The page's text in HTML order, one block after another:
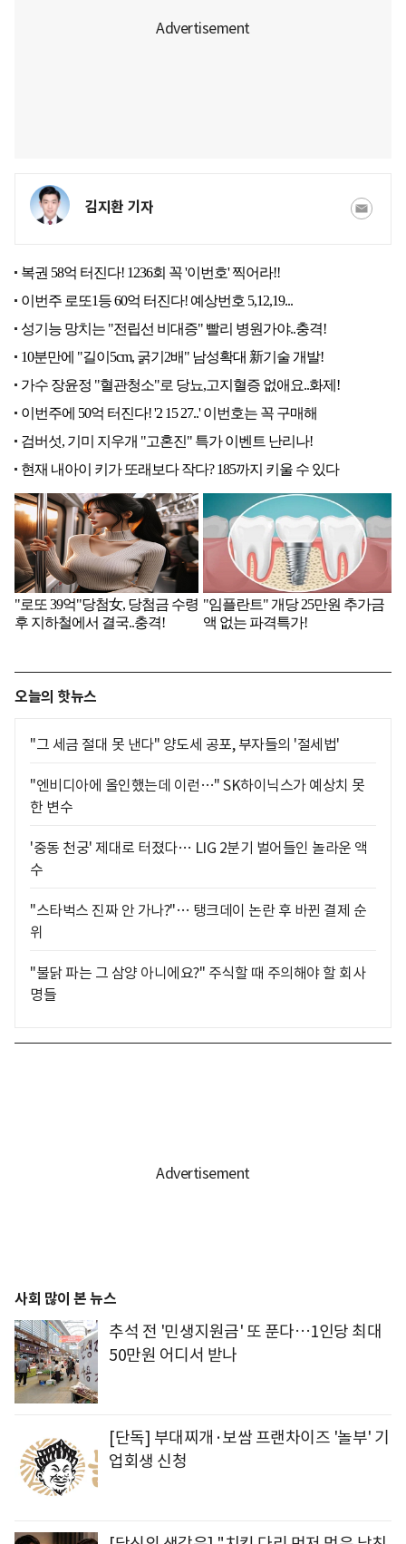
김지환 기자
오늘의 핫뉴스
"그 세금 절대 못 낸다" 양도세 공포, 부자들의 '절세법'
"엔비디아에 올인했는데 이런…" SK하이닉스가 예상치 못
한 변수
'중동 천궁' 제대로 터졌다… LIG 2분기 벌어들인 놀라운 액
수
"스타벅스 진짜 안 가나?"… 탱크데이 논란 후 바뀐 결제 순
위
"불닭 파는 그 삼양 아니에요?" 주식할 때 주의해야 할 회사
명들
사회 많이 본 뉴스
추석 전 '민생지원금' 또 푼다…1인당 최대
50만원 어디서 받나
[단독] 부대찌개·보쌈 프랜차이즈 '놀부' 기
업회생 신청